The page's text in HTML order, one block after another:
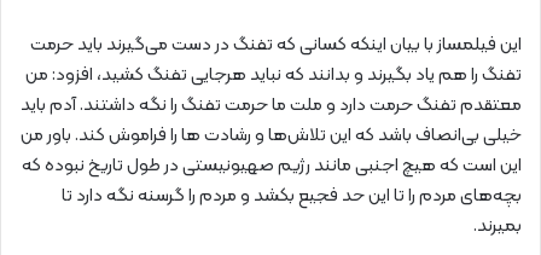
این فیلمساز با بیان اینکه کسانی که تفنگ در دست می‌گیرند باید حرمت
تفنگ را هم یاد بگیرند و بدانند که نباید هرجایی تفنگ کشید، افزود: من
معتقدم تفنگ حرمت دارد و ملت ما حرمت تفنگ را نگه داشتند. آدم باید
خیلی بی‌انصاف باشد که این تلاش‌ها و رشادت ها را فراموش کند. باور من
این است که هیچ اجنبی مانند رژیم صهیونیستی در طول تاریخ نبوده که
بچه‌های مردم را تا این حد فجیع بکشد و مردم را گرسنه نگه دارد تا
بمیرند.